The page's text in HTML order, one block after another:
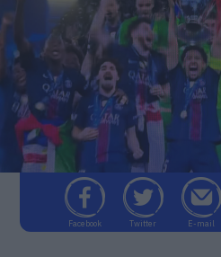
Facebook Twitter E-mail